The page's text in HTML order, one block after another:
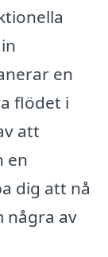
en
flödet i
att
en
dig att nå
några av